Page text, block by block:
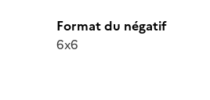
Format du négatif
6x6